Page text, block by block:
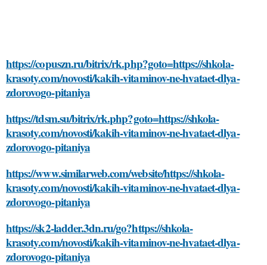
https://copuszn.ru/bitrix/rk.php?goto=https://shkola-
krasoty.com/novosti/kakih-vitaminov-ne-hvataet-dlya-
zdorovogo-pitaniya
https://tdsm.su/bitrix/rk.php?goto=https://shkola-
krasoty.com/novosti/kakih-vitaminov-ne-hvataet-dlya-
zdorovogo-pitaniya
https://www.similarweb.com/website/https://shkola-
krasoty.com/novosti/kakih-vitaminov-ne-hvataet-dlya-
zdorovogo-pitaniya
https://sk2-ladder.3dn.ru/go?https://shkola-
krasoty.com/novosti/kakih-vitaminov-ne-hvataet-dlya-
zdorovogo-pitaniya